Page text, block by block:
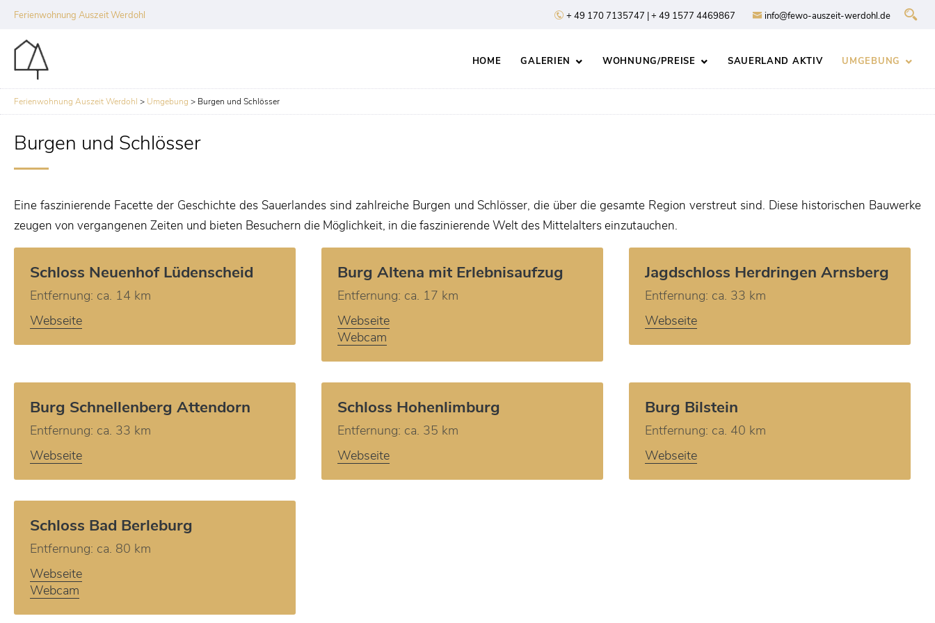
Ferienwohnung Auszeit Werdohl + 49 170 7135747 | + 49 1577 4469867 info@fewo-auszeit-werdohl.de
HOME GALERIEN WOHNUNG/PREISE SAUERLAND AKTIV UMGEBUNG
Ferienwohnung Auszeit Werdohl > Umgebung > Burgen und Schlösser
Burgen und Schlösser
Eine faszinierende Facette der Geschichte des Sauerlandes sind zahlreiche Burgen und Schlösser, die über die gesamte Region verstreut sind. Diese historischen Bauwerke
zeugen von vergangenen Zeiten und bieten Besuchern die Möglichkeit, in die faszinierende Welt des Mittelalters einzutauchen.
Schloss Neuenhof Lüdenscheid
Entfernung: ca. 14 km
Webseite
Burg Altena mit Erlebnisaufzug
Entfernung: ca. 17 km
Webseite
Webcam
Jagdschloss Herdringen Arnsberg
Entfernung: ca. 33 km
Webseite
Burg Schnellenberg Attendorn
Entfernung: ca. 33 km
Webseite
Schloss Hohenlimburg
Entfernung: ca. 35 km
Webseite
Burg Bilstein
Entfernung: ca. 40 km
Webseite
Schloss Bad Berleburg
Entfernung: ca. 80 km
Webseite
Webcam